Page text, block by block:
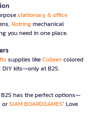
stationary & office
Rotringmechanical
you need in one place.
supplies likeColleencolored
DIY kits—only at B2S.
B2S has the perfect options—
orSIAM BOARDGAMES’ Love